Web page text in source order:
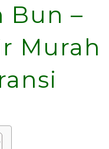
Bun –
Murah